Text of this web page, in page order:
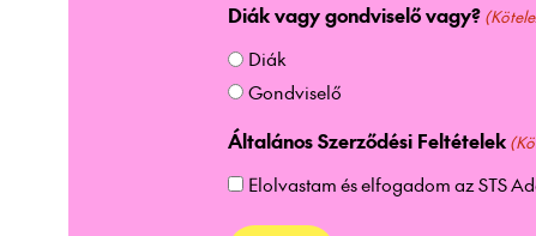
Diák vagy gondviselő vagy?
Diák
Gondviselő
Általános Szerződési Feltételek
Elolvastam és elfogadom azSTS